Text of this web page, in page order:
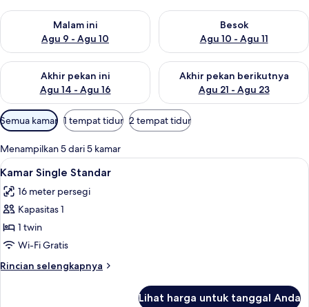
Malam ini
Agu 9 - Agu 10
Periksa ketersediaan untuk malam ini Agu 9 - Agu 10
Besok
Agu 10 - Agu 11
Periksa ketersediaan untuk
Akhir pekan ini
Agu 14 - Agu 16
Periksa ketersediaan untuk akhir pekan ini Agu 14 - Agu 16
Akhir pekan berikutnya
Agu 21 - Agu 23
Periksa ketersediaan untuk
Filter
tersedia
untuk
kamar
Semua kamar 1 tempat tidur 2 tempat tidur
Menampilkan 5 dari 5 kamar
Lihat
semua
foto
untuk
Kamar
Single
Standar
Kamar Single Standar | Seprai
5
Kamar Single Standar
16 meter persegi
Kapasitas 1
1 twin
Wi-Fi Gratis
Rincian selengkapnya
Rincian
Lihat harga untuk tanggal Anda